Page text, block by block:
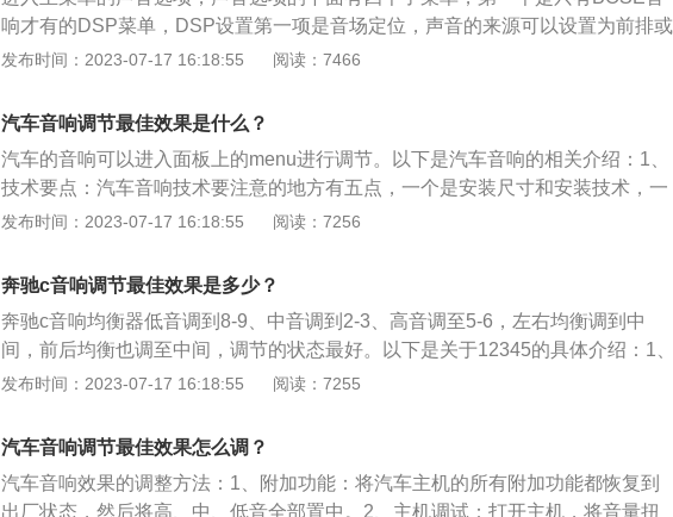
响才有的DSP菜单，DSP设置第一项是音场定位，声音的来源可以设置为前排或
者是全车，如果车内的人数比较少，可以调节前排音响，如果车内人员比较多，
机所标的功率绝大多数为音乐功率，在40W~60W之间，功率不能太大。2、频率
响应：人耳所能听到的频率范围在20Hz~20KHz之间，因此该指标最少要达到这
个数值，而且越宽越好。3、信噪比：该指标指音乐信号和噪声的比例，一般高
档汽车音响都在90DB以上，该数值越大越好。4、谐波失真（THD）：该指标体
现声音再现的还原度，数值越小说明还原度越高，音响效果也就越好。
发布时间：2023-07-17 16:18:55 阅读：7466
汽车音响调节最佳效果是什么？
汽车的音响可以进入面板上的menu进行调节。以下是汽车音响的相关介绍：1、
技术要点：汽车音响技术要注意的地方有五点，一个是安装尺寸和安装技术，一
个是音响本身的避震技术，一个是音质的处理技术，一个是抗干扰技术，还有刚
少信号衰减，接触良好，接头处要防止氧化。一些顶级的信号线往往采用专用合
金材料、卡环式插头，并在插头表面镀金以防止氧化。3、高功率输出的原则：
高功率输出所谓的原则是音响系统，主机或功放的输出功率必须设置，因为其较
高的输出功率，这表明它们能够控制的音频线性范围，这也意味着它更受驱动扬
声器。声音，小功率功放不仅容易变形，能引起燃烧更多的功放或喇叭线圈。
发布时间：2023-07-17 16:18:55 阅读：7256
奔驰c音响调节最佳效果是多少？
奔驰c音响均衡器低音调到8-9、中音调到2-3、高音调至5-6，左右均衡调到中
间，前后均衡也调至中间，调节的状态最好。以下是关于12345的具体介绍：1、
动力方面：奔驰c级搭载的是一台1.5T涡轮增压发动机，这台发动机的最大功率为
箱，值得一提的是，这款车同时还搭载了48V轻混系统，这套系统可以回收汽车
产生多余的动力，同时为汽车提供强大的动力。相对于同级别的车型，奔驰c260
的油耗表现非常优秀。奔驰c260采用的这套动力系统不仅可以为汽车提供强劲的
发布时间：2023-07-17 16:18:55 阅读：7255
汽车音响调节最佳效果怎么调？
汽车音响效果的调整方法：1、附加功能：将汽车主机的所有附加功能都恢复到
出厂状态，然后将高、中、低音全部置中。2、主机调试：打开主机，将音量扭